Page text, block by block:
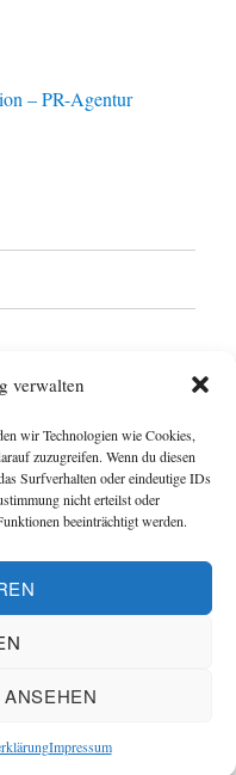
verwalten
wir Technologien wie Cookies,
zuzugreifen. Wenn du diesen
Surfverhalten oder eindeutige IDs
nicht erteilst oder
beeinträchtigt werden.
Impressum
– PR-Agentur